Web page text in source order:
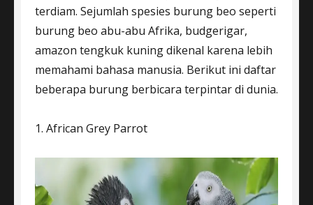
terdiam. Sejumlah spesies burung beo seperti
burung beo abu-abu Afrika, budgerigar,
amazon tengkuk kuning dikenal karena lebih
memahami bahasa manusia. Berikut ini daftar
beberapa burung berbicara terpintar di dunia.
1. African Grey Parrot